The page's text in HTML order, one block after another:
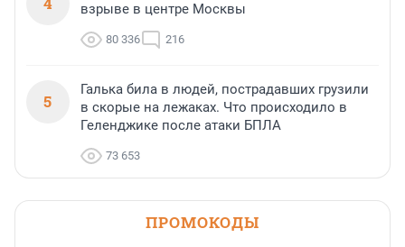
взрыве в центре Москвы
80 336 216
5
Галька била в людей, пострадавших грузили
в скорые на лежаках. Что происходило в
Геленджике после атаки БПЛА
73 653
ПРОМОКОДЫ